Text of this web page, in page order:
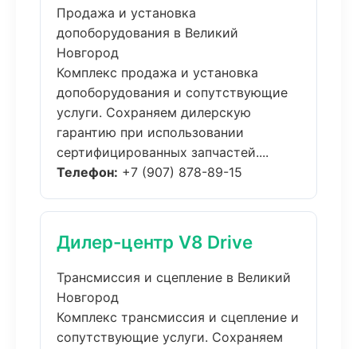
Продажа и установка
допоборудования в Великий
Новгород
Комплекс продажа и установка
допоборудования и сопутствующие
услуги. Сохраняем дилерскую
гарантию при использовании
сертифицированных запчастей....
Телефон: +7 (907) 878-89-15
Дилер-центр V8 Drive
Трансмиссия и сцепление в Великий
Новгород
Комплекс трансмиссия и сцепление и
сопутствующие услуги. Сохраняем